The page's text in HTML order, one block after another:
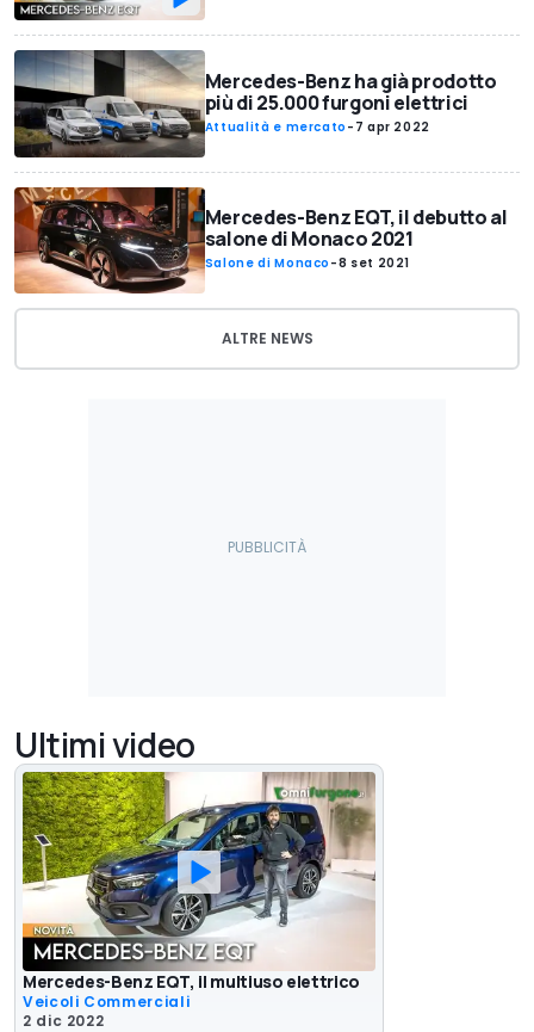
Mercedes-Benz ha già prodotto
più di 25.000 furgoni elettrici
Attualità e mercato - 7 apr 2022
Mercedes-Benz EQT, il debutto al
salone di Monaco 2021
Salone di Monaco -8 set 2021
ALTRE NEWS
Ultimi video
Mercedes-Benz EQT, il multiuso elettrico
Veicoli Commerciali
2 dic 2022